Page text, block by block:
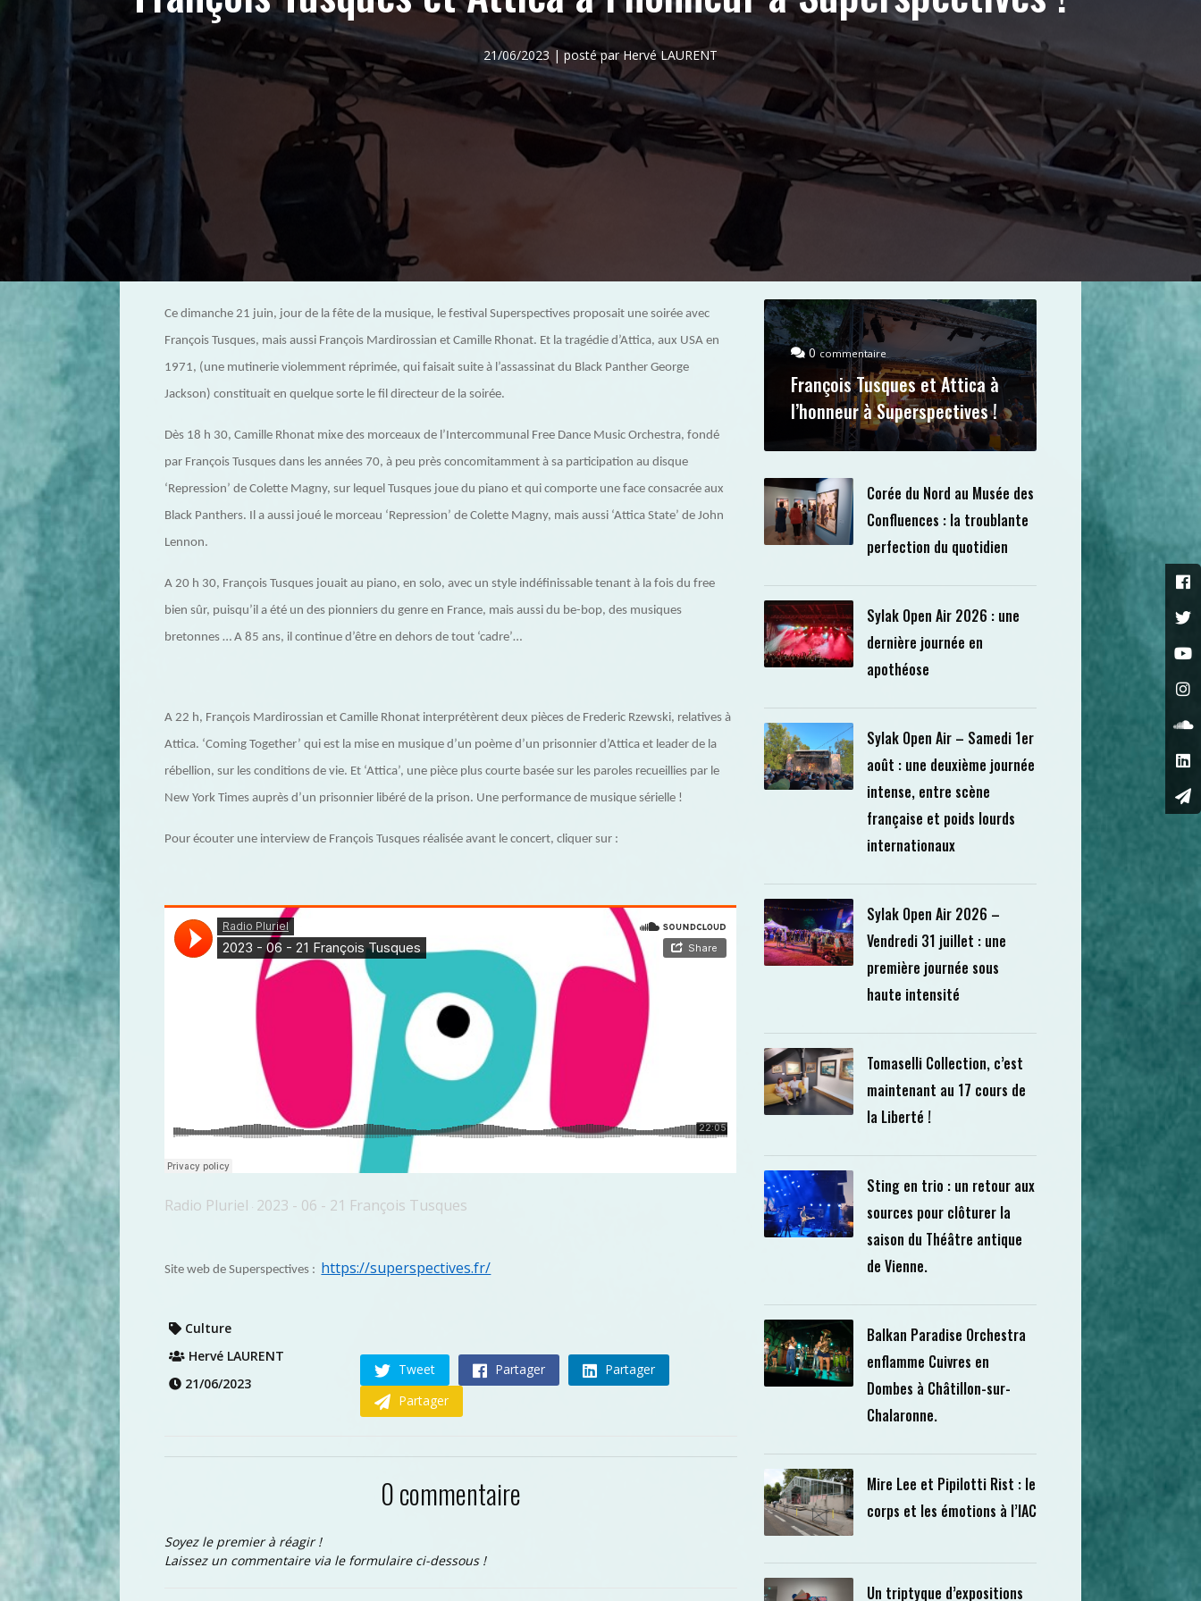
21/06/2023 | posté par Hervé LAURENT
Ce dimanche 21 juin, jour de la fête de la musique, le festival Superspectives proposait une soirée avec
François Tusques, mais aussi François Mardirossian et Camille Rhonat. Et la tragédie d’Attica, aux USA en
1971, (une mutinerie violemment réprimée, qui faisait suite à l’assassinat du Black Panther George
Jackson) constituait en quelque sorte le fil directeur de la soirée.
Dès 18 h 30, Camille Rhonat mixe des morceaux de l’Intercommunal Free Dance Music Orchestra, fondé
par François Tusques dans les années 70, à peu près concomitamment à sa participation au disque
‘Repression’ de Colette Magny, sur lequel Tusques joue du piano et qui comporte une face consacrée aux
Black Panthers. Il a aussi joué le morceau ‘Repression’ de Colette Magny, mais aussi ‘Attica State’ de John
Lennon.
A 20 h 30, François Tusques jouait au piano, en solo, avec un style indéfinissable tenant à la fois du free
bien sûr, puisqu’il a été un des pionniers du genre en France, mais aussi du be-bop, des musiques
bretonnes … A 85 ans, il continue d’être en dehors de tout ‘cadre’…
A 22 h, François Mardirossian et Camille Rhonat interprétèrent deux pièces de Frederic Rzewski, relatives à
Attica. ‘Coming Together’ qui est la mise en musique d’un poème d’un prisonnier d’Attica et leader de la
rébellion, sur les conditions de vie. Et ‘Attica’, une pièce plus courte basée sur les paroles recueillies par le
New York Times auprès d’un prisonnier libéré de la prison. Une performance de musique sérielle !
Pour écouter une interview de François Tusques réalisée avant le concert, cliquer sur :
Radio Pluriel · 2023 - 06 - 21 François Tusques
Site web de Superspectives : https://superspectives.fr/
Culture
Hervé LAURENT
21/06/2023
Tweet Partager
Partager
Partager
0 commentaire
Soyez le premier à réagir !
Laissez un commentaire via le formulaire ci-dessous !
0commentaire
François Tusques et Attica à
l’honneur à Superspectives !
Corée du Nord au Musée des
Confluences : la troublante
perfection du quotidien
Sylak Open Air 2026 : une
dernière journée en
apothéose
Sylak Open Air – Samedi 1er
août : une deuxième journée
intense, entre scène
française et poids lourds
internationaux
Sylak Open Air 2026 –
Vendredi 31 juillet : une
première journée sous
haute intensité
Tomaselli Collection, c’est
maintenant au 17 cours de
la Liberté !
Sting en trio : un retour aux
sources pour clôturer la
saison du Théâtre antique
de Vienne.
Balkan Paradise Orchestra
enflamme Cuivres en
Dombes à Châtillon-sur-
Chalaronne.
Mire Lee et Pipilotti Rist : le
corps et les émotions à l’IAC
Un triptyque d’expositions